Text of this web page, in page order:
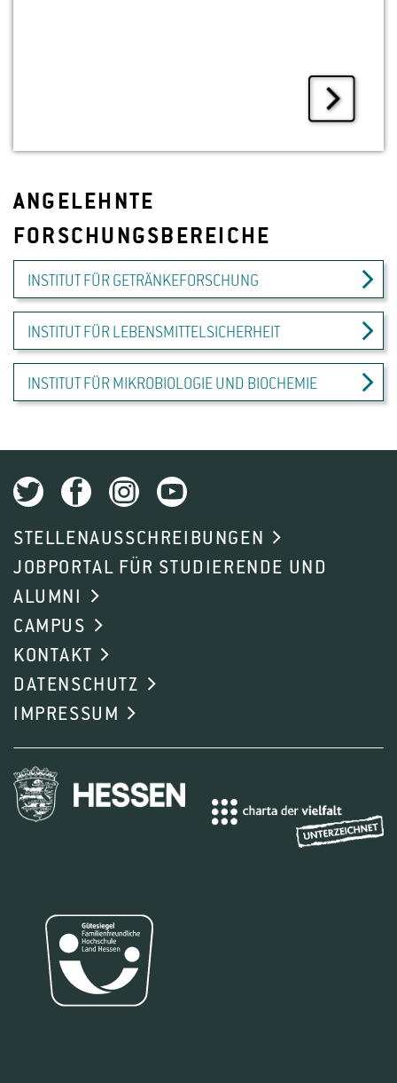
ANGELEHNTE
FORSCHUNGSBEREICHE
INSTITUT FÜR GETRÄNKEFORSCHUNG
INSTITUT FÜR LEBENSMITTELSICHERHEIT
INSTITUT FÜR MIKROBIOLOGIE UND BIOCHEMIE
STELLENAUSSCHREIBUNGEN
JOBPORTAL FÜR STUDIERENDE UND
ALUMNI
CAMPUS
KONTAKT
DATENSCHUTZ
IMPRESSUM